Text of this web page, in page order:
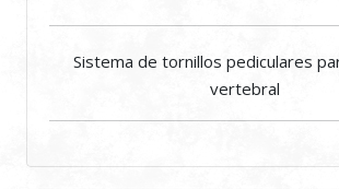
Sistema de tornillos pediculares
vertebral